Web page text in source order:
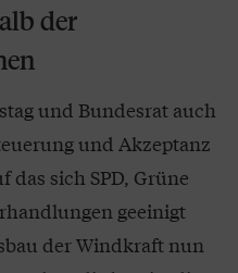
der
und Bundesrat auch
und Akzeptanz
das sich SPD, Grüne
geeinigt
der Windkraft nun